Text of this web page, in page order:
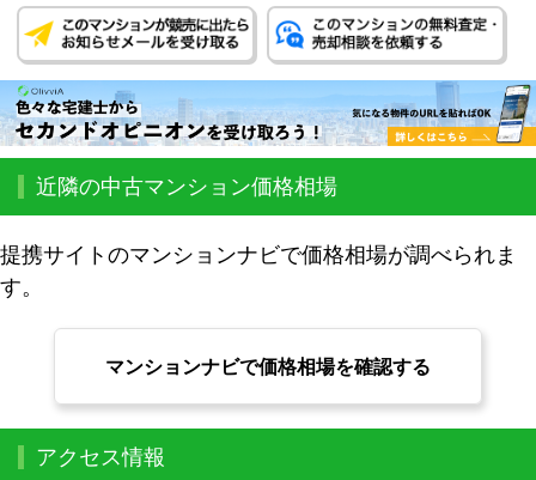
近隣の中古マンション価格相場
提携サイトのマンションナビで価格相場が調べられま
す。
マンションナビで価格相場を確認する
アクセス情報